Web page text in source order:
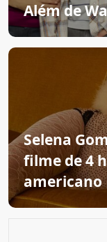
Além de
Selena
filme de 4
americano